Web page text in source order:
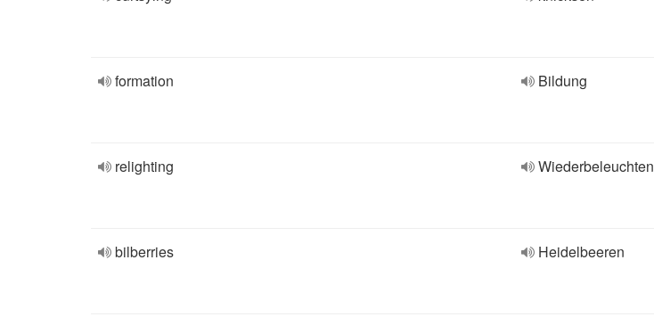
formation Bildung
relighting Wiederbeleuchten
bilberries Heidelbeeren